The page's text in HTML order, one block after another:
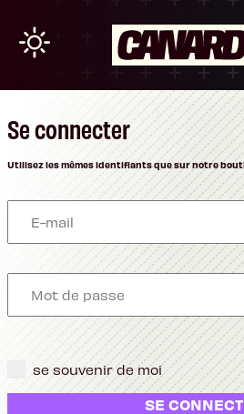
Se connecter
Utilisez les mêmes identifiants que sur notre
se souvenir de moi
SE